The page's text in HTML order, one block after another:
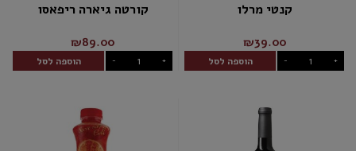
קנטי מרלו
₪39.00
- + הוספה לסל
קורטה גיארה ריפאסו
₪89.00
- + הוספה לסל